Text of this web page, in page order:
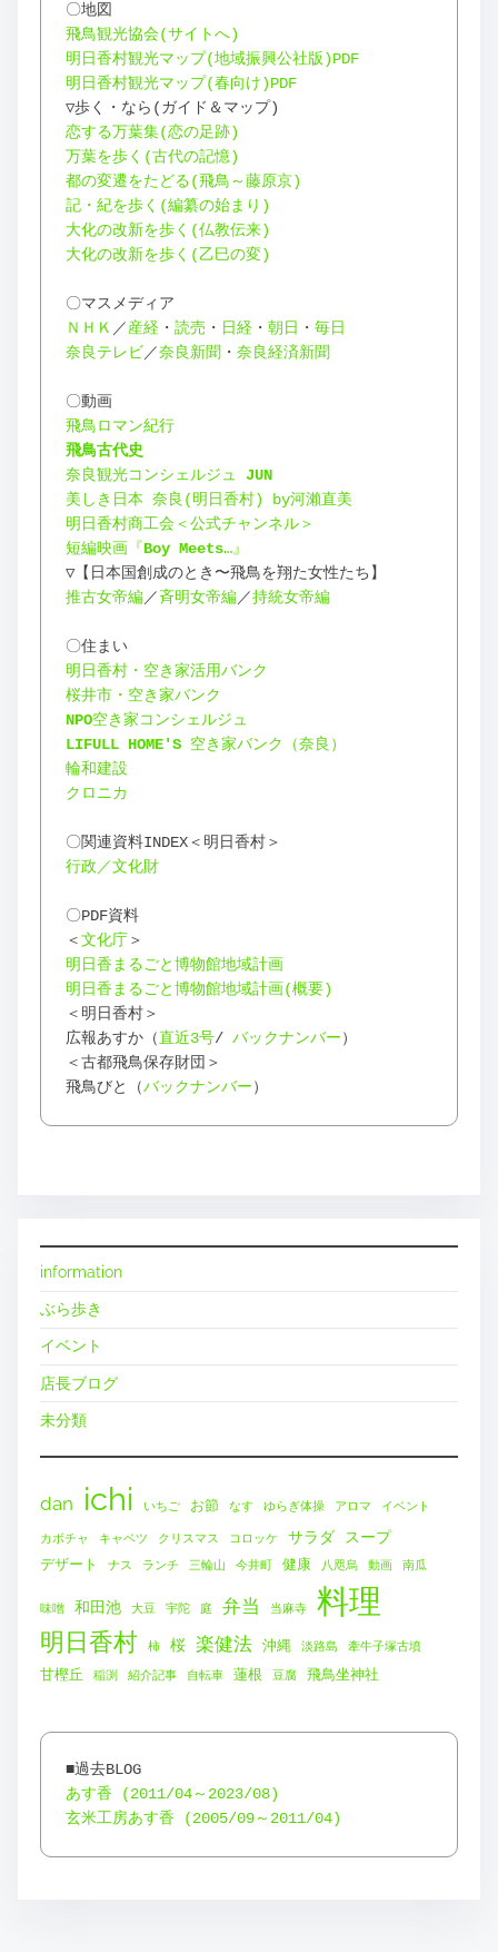
〇地図
飛鳥観光協会(サイトへ)
明日香村観光マップ(地域振興公社版)PDF
明日香村観光マップ(春向け)PDF
▽歩く・なら(ガイド＆マップ)
恋する万葉集(恋の足跡)
万葉を歩く(古代の記憶)
都の変遷をたどる(飛鳥～藤原京)
記・紀を歩く(編纂の始まり)
大化の改新を歩く(仏教伝来)
大化の改新を歩く(乙巳の変)
〇マスメディア
ＮＨＫ ／産経 ・読売 ・ 日経 ・朝日 ・毎日
奈良テレビ／奈良新聞 ・奈良経済新聞
〇動画
飛鳥ロマン紀行
飛鳥古代史
奈良観光コンシェルジュ JUN
美しき日本 奈良(明日香村) by河瀨直美
明日香村商工会＜公式チャンネル＞
短編映画『Boy Meets…』
▽【日本国創成のとき〜飛鳥を翔た女性たち】
推古女帝編／斉明女帝編／持統女帝編
〇住まい
明日香村・空き家活用バンク
桜井市・空き家バンク
NPO空き家コンシェルジュ
LIFULL HOME'S 空き家バンク（奈良）
輪和建設
クロニカ
〇関連資料INDEX＜明日香村＞
行政／文化財
〇PDF資料
＜文化庁＞
明日香まるごと博物館地域計画
明日香まるごと博物館地域計画(概要)
＜明日香村＞
広報あすか（直近3号/ バックナンバー）
＜古都飛鳥保存財団＞
飛鳥びと（バックナンバー）
information
ぶら歩き
イベント
店長ブログ
未分類
dan ichi いちご お節 なす ゆらぎ体操 アロマ イベント
カボチャ キャベツ クリスマス コロッケ サラダ スープ
デザート ナス ランチ 三輪山 今井町 健康 八咫烏 動画 南瓜
味噌 和田池 大豆 宇陀 庭 弁当 当麻寺 料理
明日香村 柿 桜 楽健法 沖縄 淡路島 牽牛子塚古墳
甘樫丘 稲渕 紹介記事 自転車 蓮根 豆腐 飛鳥坐神社
あす香 (2011/04～2023/08)
玄米工房あす香 (2005/09～2011/04)